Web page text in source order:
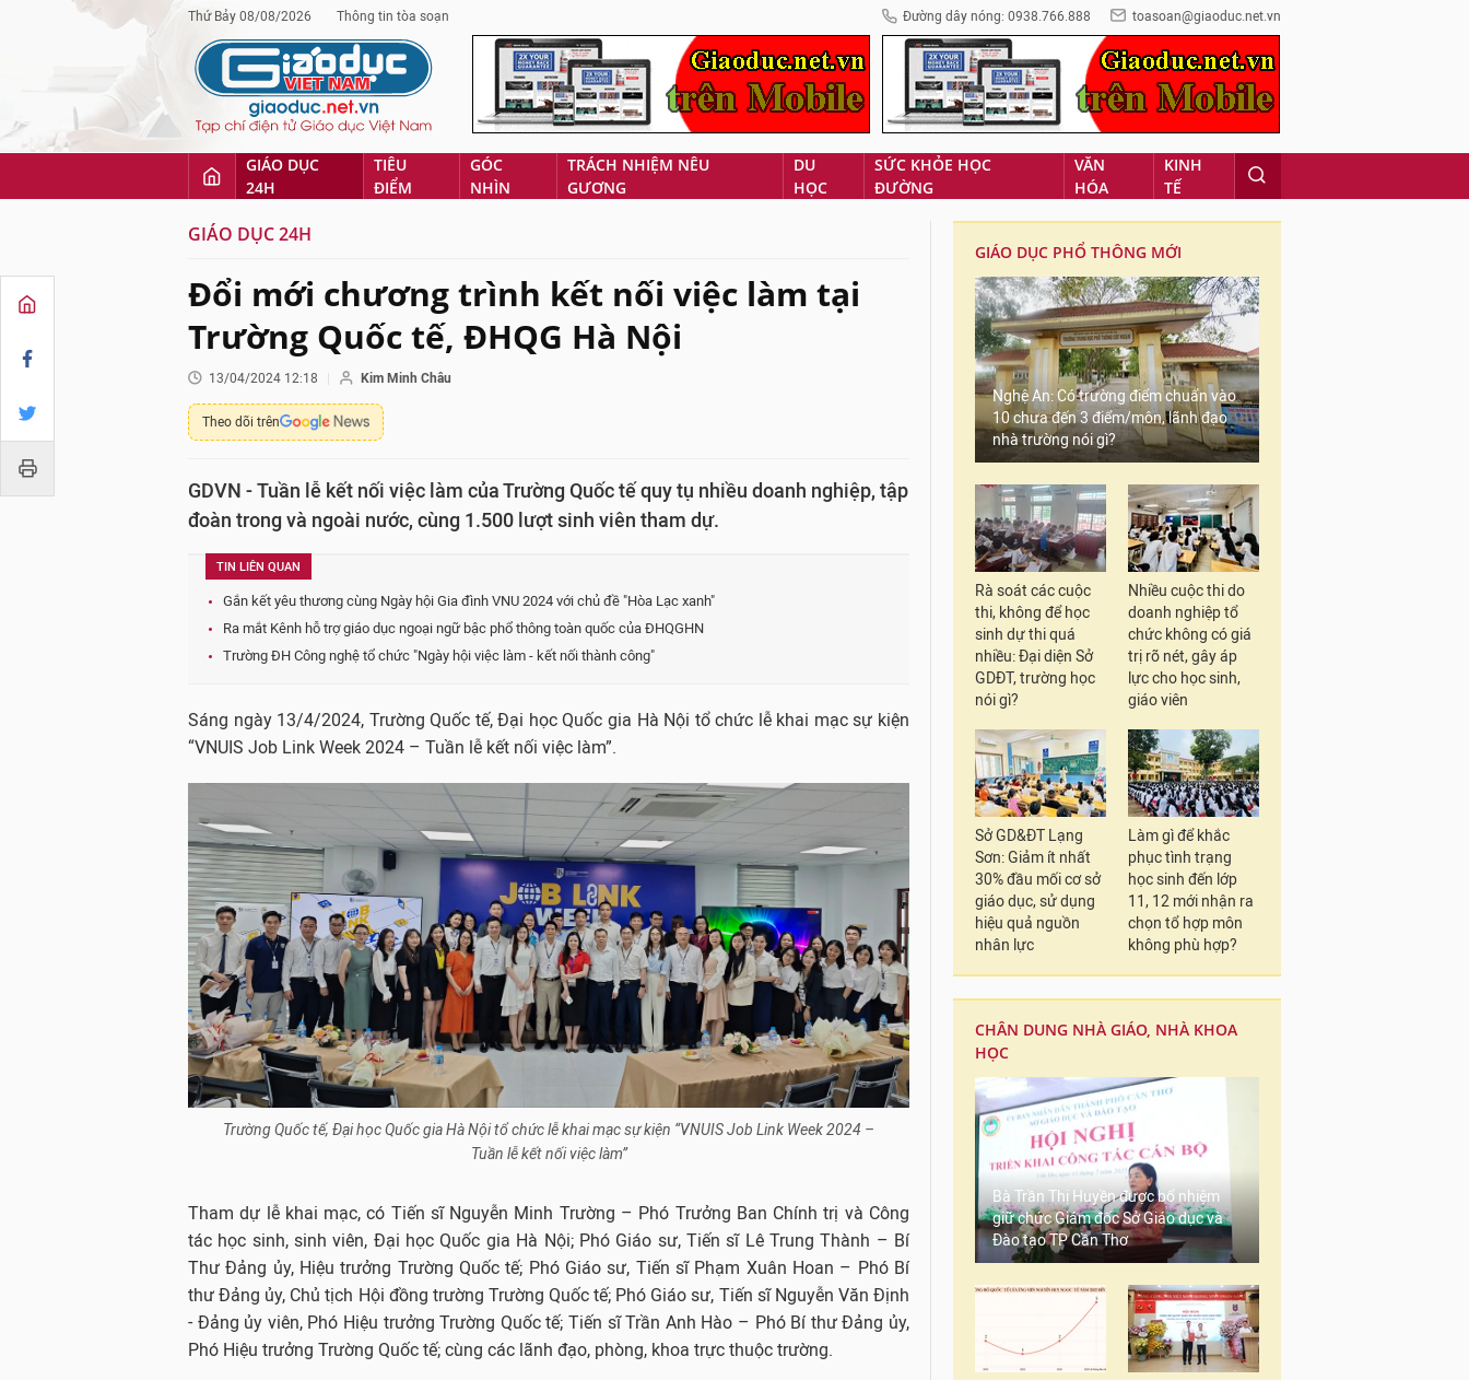
Thứ Bảy 08/08/2026 Thông tin tòa soạn Đường dây nóng: 0938.766.888 toasoan@giaoduc.net.vn
GIÁO DỤC
24H
TIÊU
ĐIỂM
GÓC
NHÌN
TRÁCH NHIỆM NÊU
GƯƠNG
DU
HỌC
SỨC KHỎE HỌC
ĐƯỜNG
VĂN
HÓA
KINH
TẾ
GIÁO DỤC 24H
Đổi mới chương trình kết nối việc làm tại
Trường Quốc tế, ĐHQG Hà Nội
13/04/2024 12:18 Kim Minh Châu
Theo dõi trên
GDVN - Tuần lễ kết nối việc làm của Trường Quốc tế quy tụ nhiều doanh nghiệp, tập
đoàn trong và ngoài nước, cùng 1.500 lượt sinh viên tham dự.
TIN LIÊN QUAN
Gắn kết yêu thương cùng Ngày hội Gia đình VNU 2024 với chủ đề "Hòa Lạc xanh"
Ra mắt Kênh hỗ trợ giáo dục ngoại ngữ bậc phổ thông toàn quốc của ĐHQGHN
Trường ĐH Công nghệ tổ chức "Ngày hội việc làm - kết nối thành công"
Sáng ngày 13/4/2024, Trường Quốc tế, Đại học Quốc gia Hà Nội tổ chức lễ khai mạc sự kiện
“VNUIS Job Link Week 2024 – Tuần lễ kết nối việc làm”.
Trường Quốc tế, Đại học Quốc gia Hà Nội tổ chức lễ khai mạc sự kiện “VNUIS Job Link Week 2024 –
Tuần lễ kết nối việc làm”
Tham dự lễ khai mạc, có Tiến sĩ Nguyễn Minh Trường – Phó Trưởng Ban Chính trị và Công
tác học sinh, sinh viên, Đại học Quốc gia Hà Nội; Phó Giáo sư, Tiến sĩ Lê Trung Thành – Bí
Thư Đảng ủy, Hiệu trưởng Trường Quốc tế; Phó Giáo sư, Tiến sĩ Phạm Xuân Hoan – Phó Bí
thư Đảng ủy, Chủ tịch Hội đồng trường Trường Quốc tế; Phó Giáo sư, Tiến sĩ Nguyễn Văn Định
- Đảng ủy viên, Phó Hiệu trưởng Trường Quốc tế; Tiến sĩ Trần Anh Hào – Phó Bí thư Đảng ủy,
Phó Hiệu trưởng Trường Quốc tế; cùng các lãnh đạo, phòng, khoa trực thuộc trường.
GIÁO DỤC PHỔ THÔNG MỚI
Nghệ An: Có trường điểm chuẩn vào
10 chưa đến 3 điểm/môn, lãnh đạo
nhà trường nói gì?
Rà soát các cuộc
thi, không để học
sinh dự thi quá
nhiều: Đại diện Sở
GDĐT, trường học
nói gì?
Nhiều cuộc thi do
doanh nghiệp tổ
chức không có giá
trị rõ nét, gây áp
lực cho học sinh,
giáo viên
Sở GD&ĐT Lạng
Sơn: Giảm ít nhất
30% đầu mối cơ sở
giáo dục, sử dụng
hiệu quả nguồn
nhân lực
Làm gì để khắc
phục tình trạng
học sinh đến lớp
11, 12 mới nhận ra
chọn tổ hợp môn
không phù hợp?
CHÂN DUNG NHÀ GIÁO, NHÀ KHOA
HỌC
Bà Trần Thị Huyền được bổ nhiệm
giữ chức Giám đốc Sở Giáo dục và
Đào tạo TP Cần Thơ